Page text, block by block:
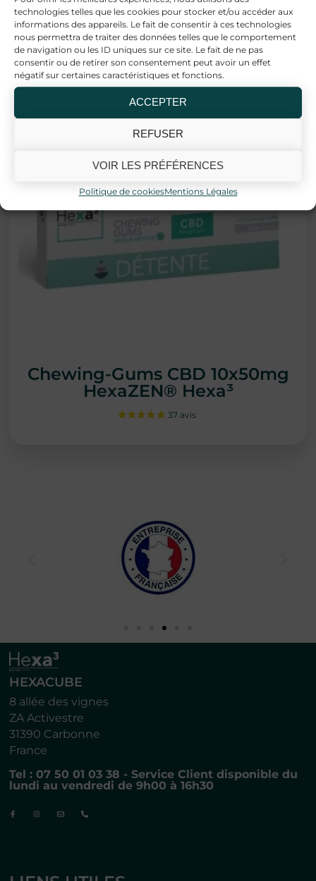
technologies telles que les cookies pour stocker et/ou accéder aux
informations des appareils. Le fait de consentir à ces technologies
nous permettra de traiter des données telles que le comportement
de navigation ou les ID uniques sur ce site. Le fait de ne pas
consentir ou de retirer son consentement peut avoir un effet
négatif sur certaines caractéristiques et fonctions.
ACCEPTER
REFUSER
VOIR LES PRÉFÉRENCES
Politique de cookiesMentions Légales
Produits similaires
Chewing-Gums CBD 10x50mg
HexaZEN® Hexa³
HEXACUBE
8 allée des vignes
ZA Activestre
31390 Carbonne
France
Tel : 07 50 01 03 38 - Service Client disponible du
lundi au vendredi de 9h00 à 16h30